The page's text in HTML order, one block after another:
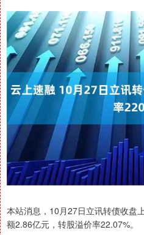
本站消息，10月27日立讯转债收盘
额2.86亿元，转股溢价率22.07%。